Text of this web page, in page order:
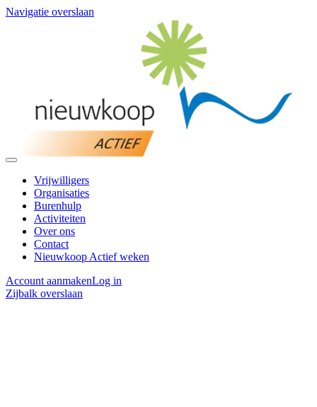
Navigatie overslaan
Vrijwilligers
Organisaties
Burenhulp
Activiteiten
Over ons
Contact
Nieuwkoop Actief weken
Account aanmakenLog in
Zijbalk overslaan